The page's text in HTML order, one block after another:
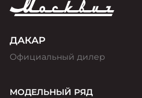
ДАКАР
Официальный дилер
МОДЕЛЬНЫЙ РЯД